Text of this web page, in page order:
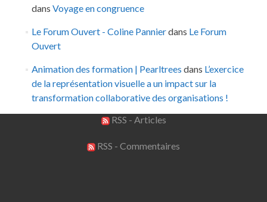
dans Voyage en congruence
Le Forum Ouvert - Coline Pannierdans Le Forum
Ouvert
Animation des formation | Pearltrees dans L’exercice
de la représentation visuelle a un impact sur la
transformation collaborative des organisations !
RSS - Articles
RSS - Commentaires